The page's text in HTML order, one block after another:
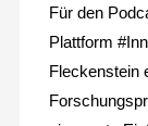
Für den
Plattform
Fleckenstein